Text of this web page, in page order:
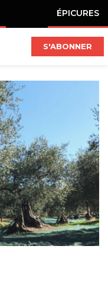
ÉPICURES
S'ABONNER